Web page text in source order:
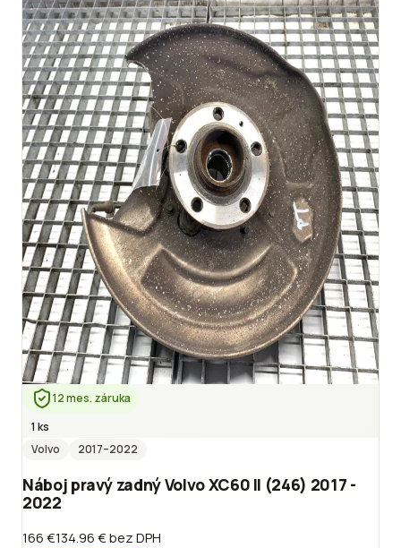
12 mes. záruka
1 ks
Volvo
2017–2022
Náboj pravý zadný Volvo XC60 II (246) 2017 -
2022
166 €134.96 €bez DPH